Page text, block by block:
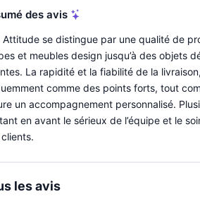
des avis
Attitude se distingue par une qualité de
et meubles design jusqu’à des objets
La rapidité et la fiabilité de la
comme des points forts, tout
un accompagnement personnalisé.
en avant le sérieux de l’équipe et le
les avis